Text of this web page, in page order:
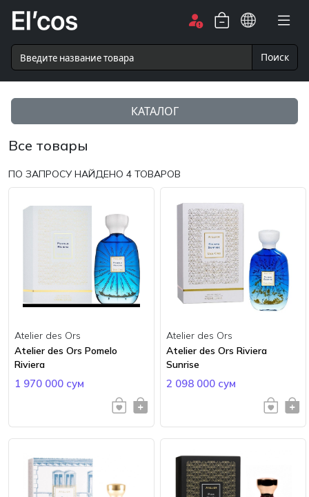
Поиск
КАТАЛОГ
Все товары
ПО ЗАПРОСУ НАЙДЕНО 4 ТОВАРОВ
Atelier des Ors
Atelier des Ors Pomelo
Riviera
1 970 000 сум
Atelier des Ors
Atelier des Ors Riviera
Sunrise
2 098 000 сум